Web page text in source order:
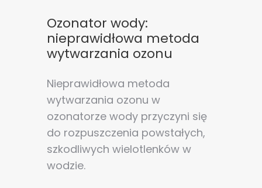
Ozonator wody:
nieprawidłowa metoda
wytwarzania ozonu
Nieprawidłowa metoda
wytwarzania ozonu w
ozonatorze wody przyczyni się
do rozpuszczenia powstałych,
szkodliwych wielotlenków w
wodzie.